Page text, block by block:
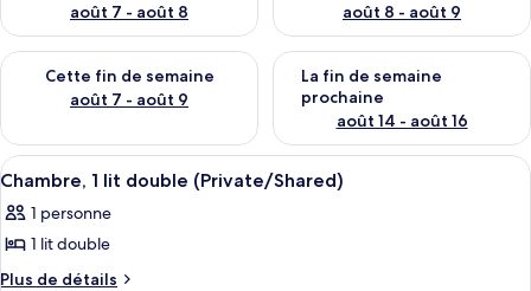
août 7 - août 8
août 8 - août 9
Cette fin de semaine
août 7 - août 9
Vérifier la disponibilité pour cette fin de semaine août 7 -
La fin de semaine
prochaine
août 14 - août 16
Vérifier la disponibilité pour
Afficher
toutes
les
photos
pour
Chambre, 1 lit double (Private/
1
Chambre, 1 lit double (Private/Shared)
1 personne
1 lit double
Plus de détails
Plus